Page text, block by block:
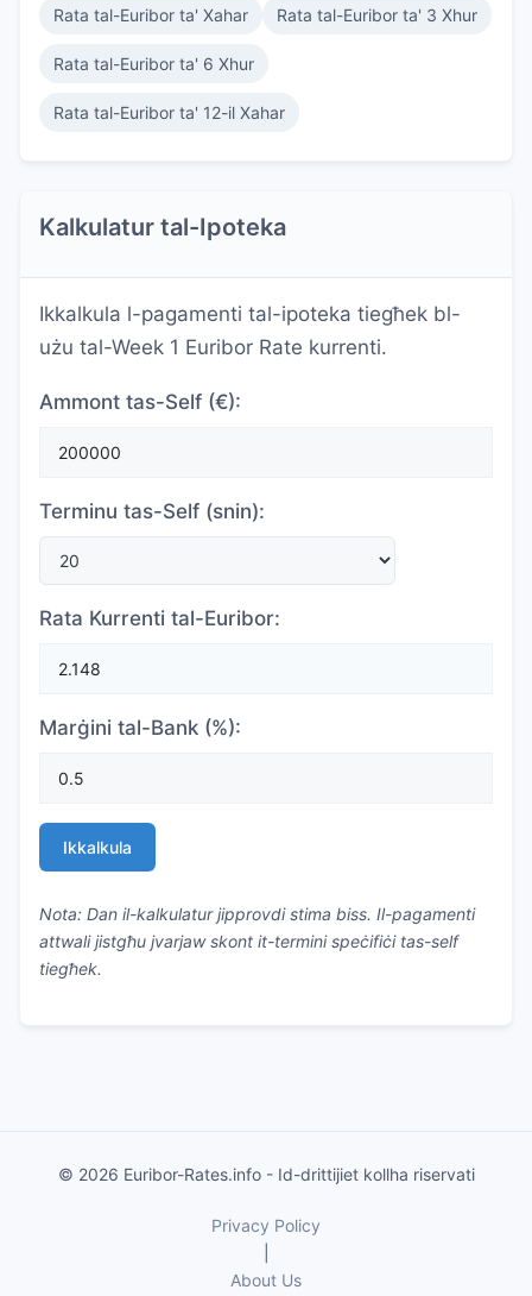
Rata tal-Euribor ta' Xahar Rata tal-Euribor ta' 3 Xhur
Rata tal-Euribor ta' 6 Xhur
Rata tal-Euribor ta' 12-il Xahar
Kalkulatur tal-Ipoteka
Ikkalkula l-pagamenti tal-ipoteka tiegħek bl-
użu tal-Week 1 Euribor Rate kurrenti.
Ammont tas-Self (€):
Terminu tas-Self (snin):
Rata Kurrenti tal-Euribor:
Marġini tal-Bank (%):
Ikkalkula
Nota: Dan il-kalkulatur jipprovdi stima biss. Il-pagamenti
attwali jistgħu jvarjaw skont it-termini speċifiċi tas-self
tiegħek.
© 2026 Euribor-Rates.info - Id-drittijiet kollha riservati
Privacy Policy
About Us